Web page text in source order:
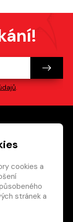
cookies a
stránek a
.
na sociální